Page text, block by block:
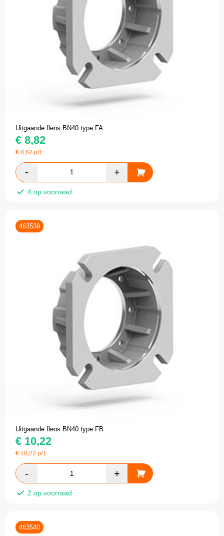
Uitgaande flens BN40 type FA
€ 8,82
€8,82 p/1
4 op voorraad
463539
Uitgaande flens BN40 type FB
€ 10,22
€ 10,22 p/1
2 op voorraad
463540